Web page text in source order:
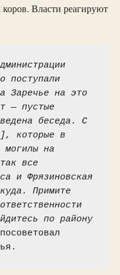
Власти реагируют
поступали
Заречье на это
— пустые
беседа. С
которые в
могилы на
все
и Фрязиновская
Примите
по району